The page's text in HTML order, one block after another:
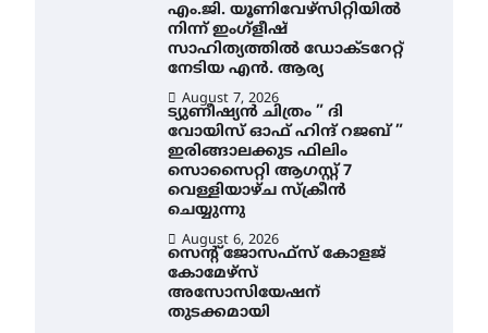
എം.ജി. യൂണിവേഴ്‌സിറ്റിയിൽ
നിന്ന് ഇംഗ്ളീഷ്
സാഹിത്യത്തിൽ ഡോക്ടറേറ്റ്
നേടിയ എൻ. ആര്യ
August 7, 2026
ട്യുണീഷ്യൻ ചിത്രം ” ദി
വോയിസ് ഓഫ് ഹിന്ദ് റജബ് ”
ഇരിങ്ങാലക്കുട ഫിലിം
സൊസൈറ്റി ആഗസ്റ്റ് 7
വെള്ളിയാഴ്ച സ്‌ക്രീൻ
ചെയ്യുന്നു
August 6, 2026
സെന്റ് ജോസഫ്സ് കോളജ്
കോമേഴ്‌സ്
അസോസിയേഷന്
തുടക്കമായി